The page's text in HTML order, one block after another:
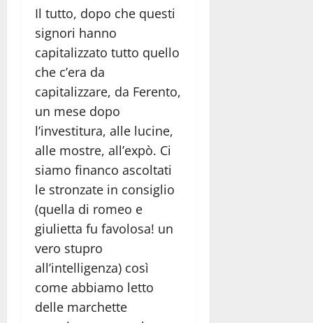
Il tutto, dopo che questi
signori hanno
capitalizzato tutto quello
che c’era da
capitalizzare, da Ferento,
un mese dopo
l’investitura, alle lucine,
alle mostre, all’expò. Ci
siamo financo ascoltati
le stronzate in consiglio
(quella di romeo e
giulietta fu favolosa! un
vero stupro
all’intelligenza) così
come abbiamo letto
delle marchette